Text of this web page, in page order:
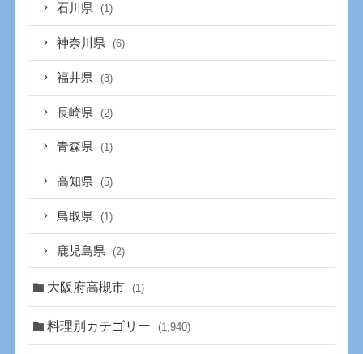
石川県 (1)
神奈川県 (6)
福井県 (3)
長崎県 (2)
青森県 (1)
高知県 (5)
鳥取県 (1)
鹿児島県 (2)
大阪府高槻市 (1)
料理別カテゴリー (1,940)